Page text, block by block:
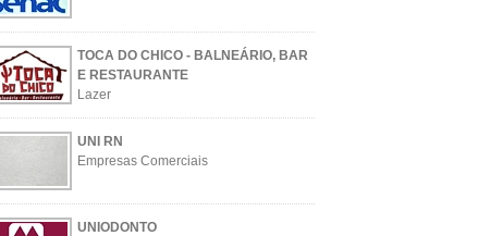
TOCA DO CHICO - BALNEÁRIO, BAR
E RESTAURANTE
Lazer
UNI RN
Empresas Comerciais
UNIODONTO